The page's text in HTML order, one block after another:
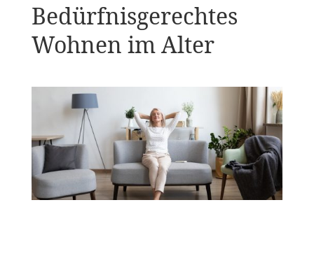
Bedürfnisgerechtes
Wohnen im Alter